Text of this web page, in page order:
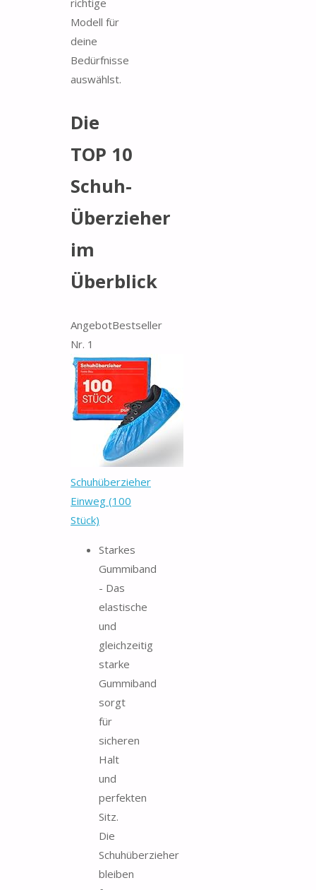
Modell für
deine
Bedürfnisse
auswählst.
Die
TOP 10
Schuh-
Überzieher
im
Überblick
AngebotBestseller
Nr. 1
Schuhüberzieher
Einweg (100
Stück)
Starkes
Gummiband
- Das
elastische
und
gleichzeitig
starke
Gummiband
sorgt
für
sicheren
Halt
und
perfekten
Sitz.
Die
Schuhüberzieher
bleiben